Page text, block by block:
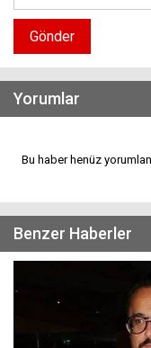
Gönder
Yorumlar
Bu haber henüz
Benzer Haberler